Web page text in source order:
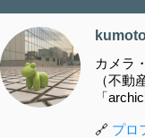
カメラ
（不動
「
🔗 プロ